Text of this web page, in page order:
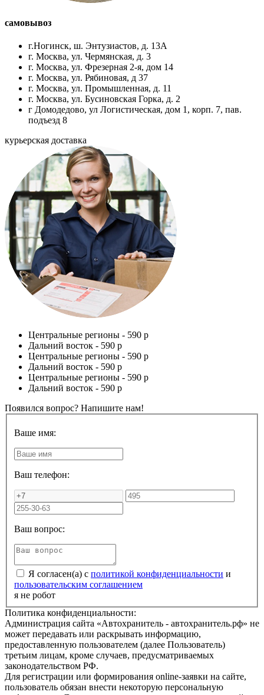
самовывоз
г.Ногинск, ш. Энтузиастов, д. 13А
г. Москва, ул. Чермянская, д. 3
г. Москва, ул. Фрезерная 2-я, дом 14
г. Москва, ул. Рябиновая, д 37
г. Москва, ул. Промышленная, д. 11
г. Москва, ул. Бусиновская Горка, д. 2
г Домодедово, ул Логистическая, дом 1, корп. 7, пав.
подъезд 8
курьерская доставка
Центральные регионы - 590 р
Дальний восток - 590 р
Центральные регионы - 590 р
Дальний восток - 590 р
Центральные регионы - 590 р
Дальний восток - 590 р
Появился вопрос? Напишите нам!
Ваше имя:
Ваш телефон:
Ваш вопрос:
Я согласен(а) с политикой конфиденциальности и
пользовательским соглашением
я не робот
Политика конфиденциальности:
Администрация сайта «Автохранитель - автохранитель.рф» не
может передавать или раскрывать информацию,
предоставленную пользователем (далее Пользователь)
третьим лицам, кроме случаев, предусматриваемых
законодательством РФ.
Для регистрации или формирования online-заявки на сайте,
пользователь обязан внести некоторую персональную